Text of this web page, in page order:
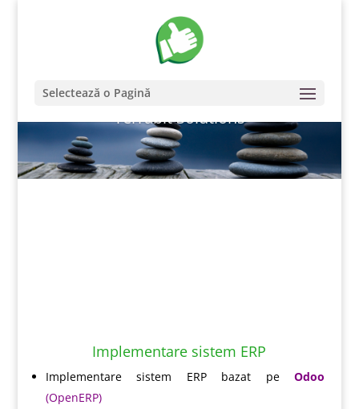
Selectează o Pagină
Terrabit Solutions
Implementare sistem ERP
Implementare sistem ERP bazat peOdoo
(OpenERP)